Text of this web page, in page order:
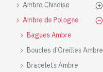
Ambre Chinoise
Ambre de Pologne
Bagues Ambre
Boucles d'Oreilles Ambre
Bracelets Ambre